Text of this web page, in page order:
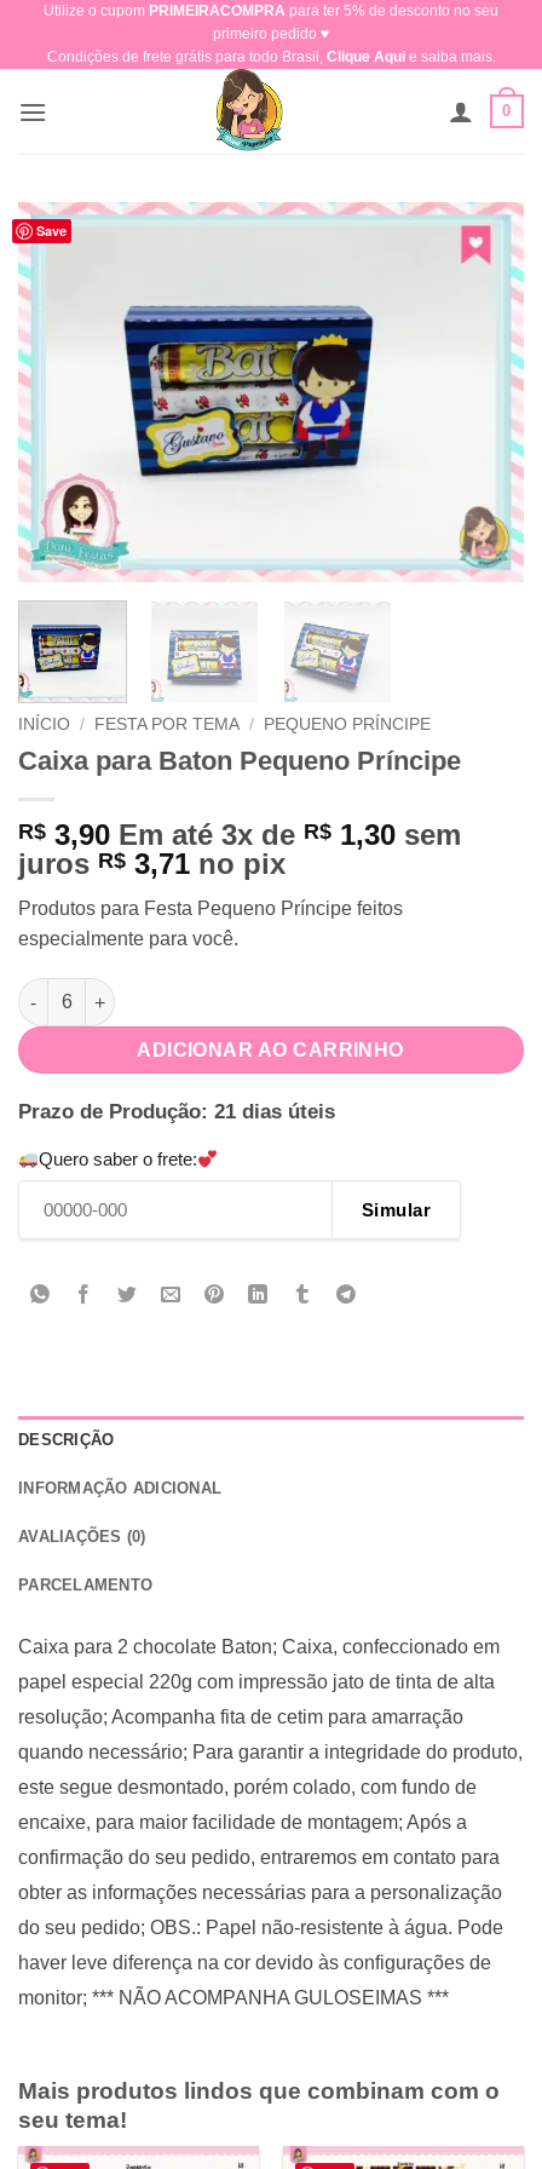
content
Utilize o cupom PRIMEIRACOMPRA para ter 5% de desconto no seu
primeiro pedido ♥​
Condições de frete grátis para todo Brasil, Clique Aquie saiba mais.
0
Save
INÍCIO / FESTA POR TEMA / PEQUENO PRÍNCIPE
Caixa para Baton Pequeno Príncipe
R$ 3,90 Em até 3x de R$ 1,30 sem
juros R$ 3,71 no pix
Produtos para Festa Pequeno Príncipe feitos
especialmente para você.
Caixa para Baton Pequeno Príncipe quantidade
ADICIONAR AO CARRINHO
Prazo de Produção: 21 dias úteis
Quero saber o frete:
Simular
DESCRIÇÃO
INFORMAÇÃO ADICIONAL
AVALIAÇÕES (0)
PARCELAMENTO
Caixa para 2 chocolate Baton; Caixa, confeccionado em
papel especial 220g com impressão jato de tinta de alta
resolução; Acompanha fita de cetim para amarração
quando necessário; Para garantir a integridade do produto,
este segue desmontado, porém colado, com fundo de
encaixe, para maior facilidade de montagem; Após a
confirmação do seu pedido, entraremos em contato para
obter as informações necessárias para a personalização
do seu pedido; OBS.: Papel não-resistente à água. Pode
haver leve diferença na cor devido às configurações de
monitor; *** NÃO ACOMPANHA GULOSEIMAS ***
Mais produtos lindos que combinam com o
seu tema!